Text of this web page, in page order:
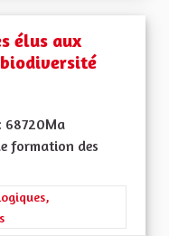
élus aux
68720Ma
formation des
: Les transitions